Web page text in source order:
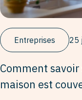
Entreprises 25
Comment
maison est